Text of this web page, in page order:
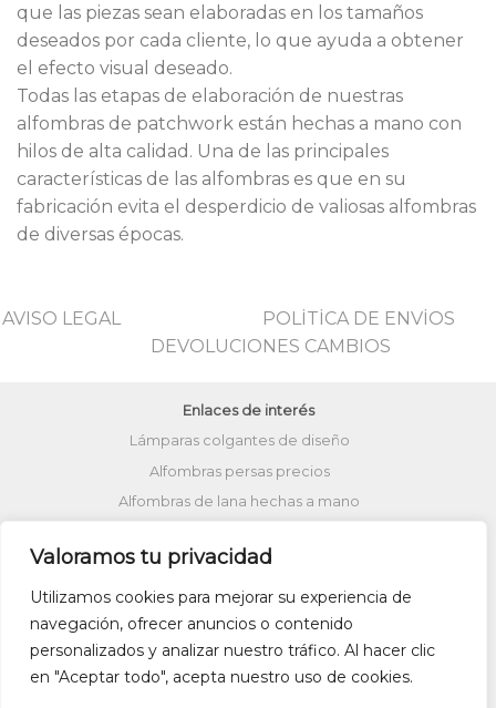
Valoramos tu privacidad
Utilizamos cookies para mejorar su experiencia de
navegación, ofrecer anuncios o contenido
personalizados y analizar nuestro tráfico. Al hacer clic
en "Aceptar todo", acepta nuestro uso de cookies.
que las piezas sean elaboradas en los tamaños
deseados por cada cliente, lo que ayuda a obtener
el efecto visual deseado.
Todas las etapas de elaboración de nuestras
alfombras de patchwork están hechas a mano con
hilos de alta calidad. Una de las principales
características de las alfombras es que en su
fabricación evita el desperdicio de valiosas alfombras
de diversas épocas.
AVISO LEGAL
POLİTİCA DE ENVİOS
DEVOLUCIONES CAMBIOS
Enlaces de interés
Lámparas colgantes de diseño
Alfombras persas precios
Alfombras de lana hechas a mano
Alfombras de patchwork
Alfombras turcas precios
Alfombras patchwork vintage
Cojines Kilim
Bolsos kilim
Cojines Ikat
Comprar kilim online